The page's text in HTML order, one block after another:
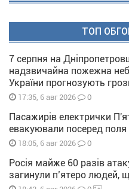
ТОП
7 серпня на
надзвичайна пожежна
України прогнозують
17:35, 6 авг 2026 0
Пасажирів електрички
евакуювали посеред поля
18:05, 6 авг 2026 0
Росія майже 60 разів
загинули п’ятеро людей,